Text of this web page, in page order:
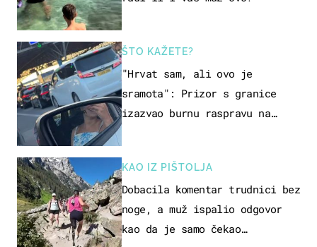
ŠTO KAŽETE?
"Hrvat sam, ali ovo je
sramota": Prizor s granice
izazvao burnu raspravu na
KAO IZ PIŠTOLJA
Dobacila komentar trudnici bez
noge, a muž ispalio odgovor
kao da je samo čekao…